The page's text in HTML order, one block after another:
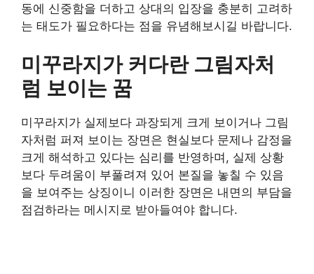
동에 신중함을 더하고 상대의 입장을 충분히 고려하
는 태도가 필요하다는 점을 유념해보시길 바랍니다.
미꾸라지가 커다란 그림자처
럼 보이는 꿈
미꾸라지가 실제보다 과장되게 크게 보이거나 그림
자처럼 퍼져 보이는 장면은 현실보다 문제나 감정을
크게 해석하고 있다는 심리를 반영하며, 실제 상황
보다 두려움이 부풀려져 있어 본질을 놓칠 수 있음
을 보여주는 상징이니 이러한 장면은 내면의 부담을
점검하라는 메시지로 받아들여야 합니다.